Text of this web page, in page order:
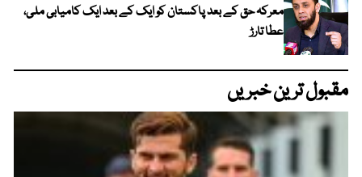
معرکہ حق کے بعد پاکستان کو ایک کے بعد ایک کامیابی ملی،
عطا تارڑ
مقبول ترین خبریں